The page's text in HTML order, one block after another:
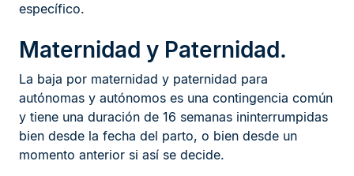
específico.
Maternidad y Paternidad.
La baja por maternidad y paternidad para
autónomas y autónomos es una contingencia común
y tiene una duración de 16 semanas ininterrumpidas
bien desde la fecha del parto, o bien desde un
momento anterior si así se decide.